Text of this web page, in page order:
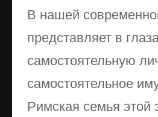
В нашей
представляет в
самостоятельную
самостоятельное
Римская семья этой